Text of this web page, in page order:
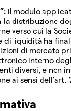
il modulo
distribuzione
verso cui la
di liquidità ha
di mercato
interno
diversi, e non
ai sensi dell’art.